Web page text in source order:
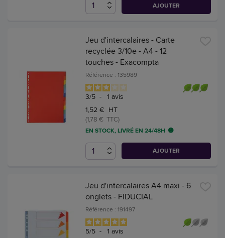
AJOUTER
Jeu d'intercalaires - Carte
recyclée 3/10e - A4 - 12
touches - Exacompta
Référence : 135989
3/5 - 1 avis
1,52 € HT
(1,78 € TTC)
EN STOCK, LIVRÉ EN 24/48H
AJOUTER
Jeu d'intercalaires A4 maxi - 6
onglets - FIDUCIAL
Référence : 191497
5/5 - 1 avis